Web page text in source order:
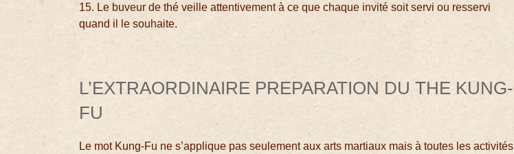
15. Le buveur de thé veille attentivement à ce que chaque invité soit servi ou resservi
quand il le souhaite.
L’EXTRAORDINAIRE PREPARATION DU THE KUNG-
FU
Le mot Kung-Fu ne s’applique pas seulement aux arts martiaux mais à toutes les activités